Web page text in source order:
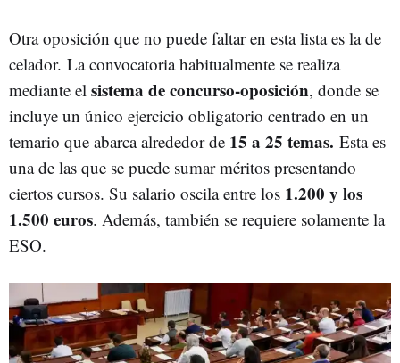
Otra oposición que no puede faltar en esta lista es la de
celador. La convocatoria habitualmente se realiza
mediante el sistema de concurso-oposición, donde se
incluye un único ejercicio obligatorio centrado en un
temario que abarca alrededor de 15 a 25 temas. Esta es
una de las que se puede sumar méritos presentando
ciertos cursos. Su salario oscila entre los 1.200 y los
1.500 euros. Además, también se requiere solamente la
ESO.